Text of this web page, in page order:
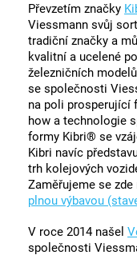
Převzetím značky
Viessmann svůj
tradiční značky a
kvalitní a ucelené
železničních
se společnosti
na poli prosperující
how a technologie
formy Kibri® se
Kibri navíc
trh kolejových
Zaměřujeme se zde
plnou výbavou
V roce 2014 našel
společnosti